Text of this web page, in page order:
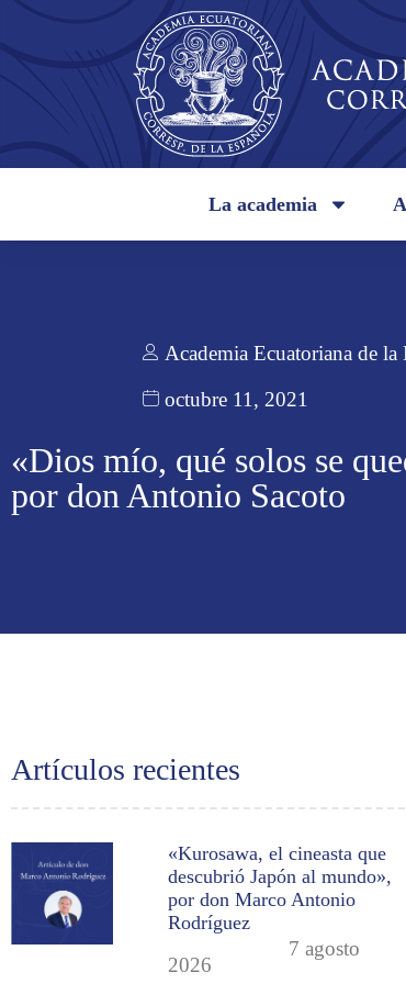
La academia
Academia Ecuatoriana de la
octubre 11, 2021
«Dios mío, qué solos se
por don Antonio Sacoto
Artículos recientes
«Kurosawa, el cineasta que
descubrió Japón al mundo»,
por don Marco Antonio
Rodríguez
7 agosto
2026